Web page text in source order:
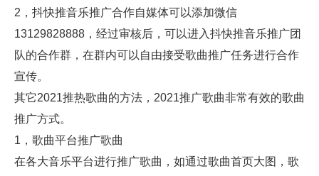
2，抖快推音乐推广合作自媒体可以添加微信
13129828888，经过审核后，可以进入抖快推音乐推广团
队的合作群，在群内可以自由接受歌曲推广任务进行合作
宣传。
其它2021推热歌曲的方法，2021推广歌曲非常有效的歌曲
推广方式。
1，歌曲平台推广歌曲
在各大音乐平台进行推广歌曲，如通过歌曲首页大图，歌